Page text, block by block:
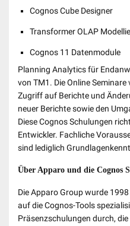
Cognos Cube Designer
Transformer OLAP
Cognos 11 Datenmodule
Planning Analytics für
von TM1. Die Online
Zugriff auf Berichte und
neuer Berichte sowie den
Diese Cognos Schulungen
Entwickler. Fachliche
sind lediglich
Über Apparo und die Cognos
Die Apparo Group wurde
auf die Cognos-Tools
Präsenzschulungen durch,